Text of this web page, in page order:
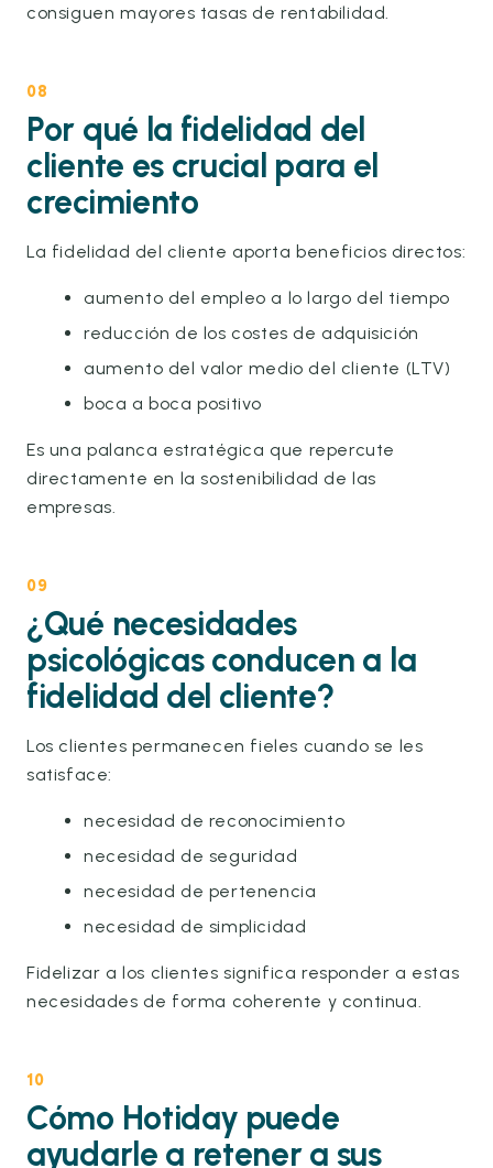
consiguen mayores tasas de rentabilidad.
08
Por qué la fidelidad del
cliente es crucial para el
crecimiento
La fidelidad del cliente aporta beneficios directos:
aumento del empleo a lo largo del tiempo
reducción de los costes de adquisición
aumento del valor medio del cliente (LTV)
boca a boca positivo
Es una palanca estratégica que repercute
directamente en la sostenibilidad de las
empresas.
09
¿Qué necesidades
psicológicas conducen a la
fidelidad del cliente?
Los clientes permanecen fieles cuando se les
satisface:
necesidad de reconocimiento
necesidad de seguridad
necesidad de pertenencia
necesidad de simplicidad
Fidelizar a los clientes significa responder a estas
necesidades de forma coherente y continua.
10
Cómo Hotiday puede
ayudarle a retener a sus